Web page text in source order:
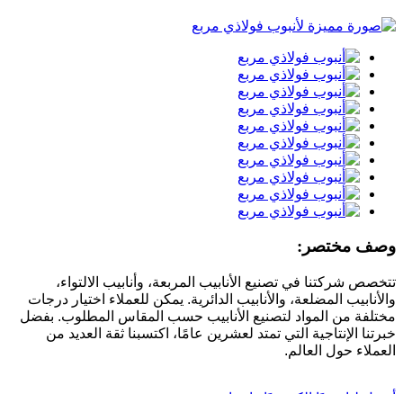
وصف مختصر:
تتخصص شركتنا في تصنيع الأنابيب المربعة، وأنابيب الالتواء،
والأنابيب المضلعة، والأنابيب الدائرية. يمكن للعملاء اختيار درجات
مختلفة من المواد لتصنيع الأنابيب حسب المقاس المطلوب. بفضل
خبرتنا الإنتاجية التي تمتد لعشرين عامًا، اكتسبنا ثقة العديد من
العملاء حول العالم.